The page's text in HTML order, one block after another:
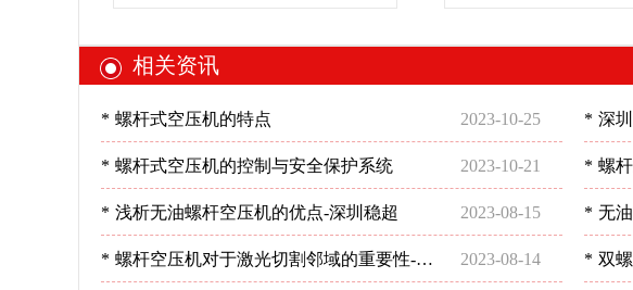
相关资讯
* 螺杆式空压机的特点 2023-10-25 * 深
择
* 螺杆式空压机的控制与安全保护系统 2023-10-21 * 螺
* 浅析无油螺杆空压机的优点-深圳稳超 2023-08-15 * 无
圳
* 螺杆空压机对于激光切割邻域的重要性-深 2023-08-14 * 双